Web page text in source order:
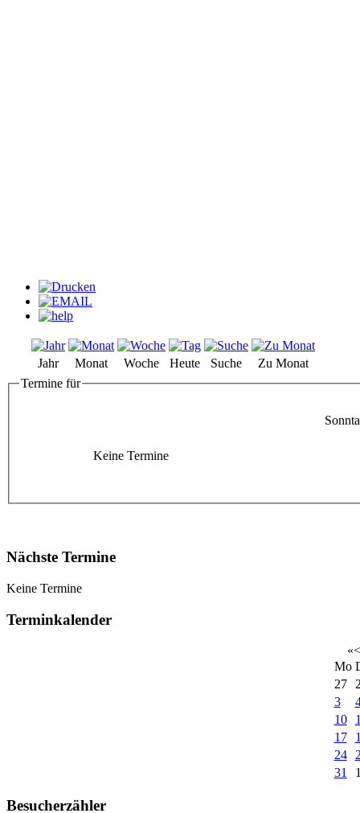
Jahr Monat Woche Heute Suche
Zu Monat
Termine für
Keine Termine
Nächste Termine
Keine Termine
Terminkalender
«<
Mo
27
3
10
17
24
31
Besucherzähler